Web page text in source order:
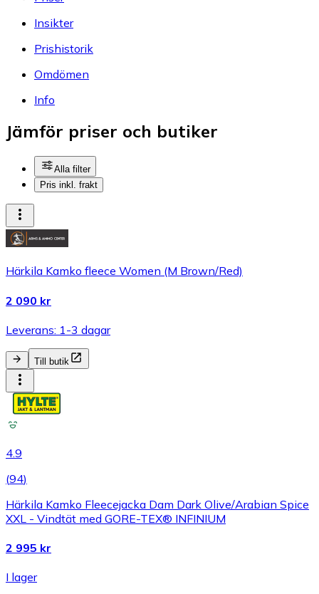
Insikter
Prishistorik
Omdömen
Info
Jämför priser och butiker
Alla filter
Pris inkl. frakt
Härkila Kamko fleece Women (M Brown/Red)
2 090 kr
Leverans: 1-3 dagar
Till butik
4.9
(94)
Härkila Kamko Fleecejacka Dam Dark Olive/Arabian Spice
XXL - Vindtät med GORE-TEX® INFINIUM
2 995 kr
I lager